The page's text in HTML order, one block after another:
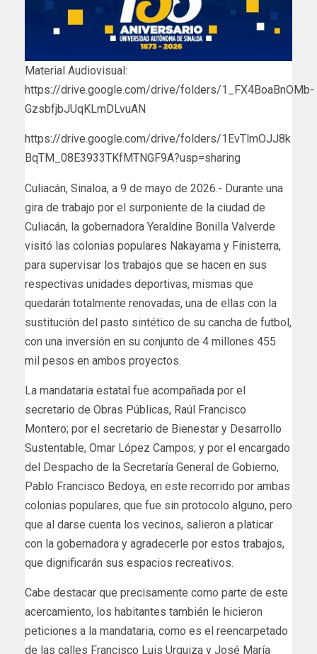
Material Audiovisual:
https://drive.google.com/drive/folders/1_FX4BoaBnOMb-
GzsbfjbJUqKLmDLvuAN
https://drive.google.com/drive/folders/1EvTlmOJJ8k
BqTM_08E3933TKfMTNGF9A?usp=sharing
Culiacán, Sinaloa, a 9 de mayo de 2026.- Durante una
gira de trabajo por el surponiente de la ciudad de
Culiacán, la gobernadora Yeraldine Bonilla Valverde
visitó las colonias populares Nakayama y Finisterra,
para supervisar los trabajos que se hacen en sus
respectivas unidades deportivas, mismas que
quedarán totalmente renovadas, una de ellas con la
sustitución del pasto sintético de su cancha de futbol,
con una inversión en su conjunto de 4 millones 455
mil pesos en ambos proyectos.
La mandataria estatal fue acompañada por el
secretario de Obras Públicas, Raúl Francisco
Montero; por el secretario de Bienestar y Desarrollo
Sustentable, Omar López Campos; y por el encargado
del Despacho de la Secretaría General de Gobierno,
Pablo Francisco Bedoya, en este recorrido por ambas
colonias populares, que fue sin protocolo alguno, pero
que al darse cuenta los vecinos, salieron a platicar
con la gobernadora y agradecerle por estos trabajos,
que dignificarán sus espacios recreativos.
Cabe destacar que precisamente como parte de este
acercamiento, los habitantes también le hicieron
peticiones a la mandataria, como es el reencarpetado
de las calles Francisco Luis Urquiza y José María